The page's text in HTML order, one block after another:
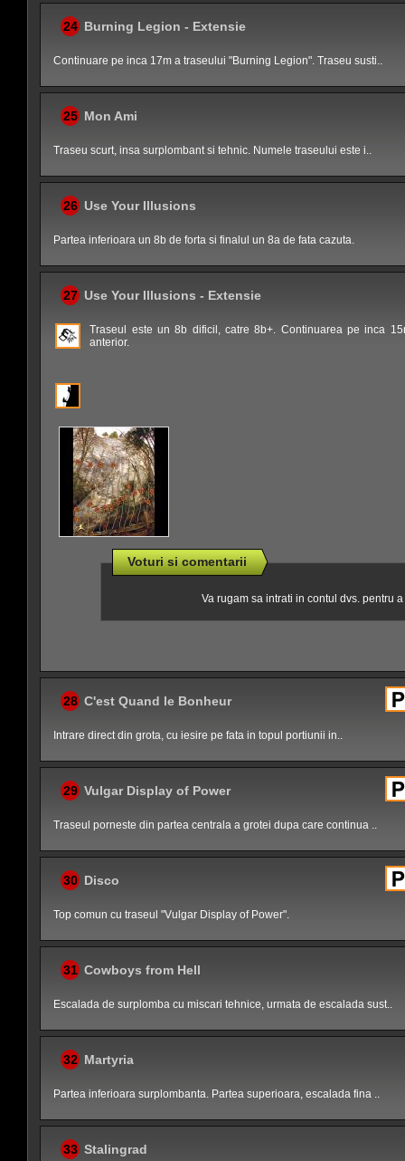
24 Burning Legion - Extensie
Continuare pe inca 17m a traseului "Burning Legion". Traseu susti..
25 Mon Ami
Traseu scurt, insa surplombant si tehnic. Numele traseului este i..
26 Use Your Illusions
Partea inferioara un 8b de forta si finalul un 8a de fata cazuta.
27 Use Your Illusions - Extensie
Traseul este un 8b dificil, catre 8b+. Continuarea pe inca
anterior.
Voturi si comentarii
Va rugam sa intrati in contul dvs. pentru
28 C'est Quand le Bonheur
Intrare direct din grota, cu iesire pe fata in topul portiunii in..
29 Vulgar Display of Power
Traseul porneste din partea centrala a grotei dupa care continua ..
30 Disco
Top comun cu traseul "Vulgar Display of Power".
31 Cowboys from Hell
Escalada de surplomba cu miscari tehnice, urmata de escalada sust..
32 Martyria
Partea inferioara surplombanta. Partea superioara, escalada fina ..
33 Stalingrad